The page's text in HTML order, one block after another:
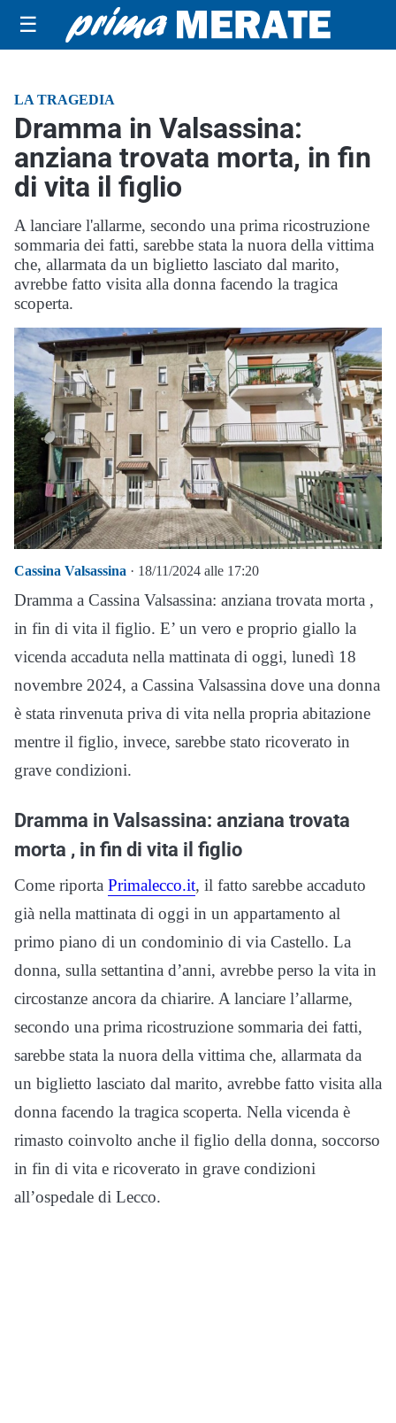
☰
LA TRAGEDIA
Dramma in Valsassina:
anziana trovata morta, in fin
di vita il figlio
A lanciare l'allarme, secondo una prima ricostruzione
sommaria dei fatti, sarebbe stata la nuora della vittima
che, allarmata da un biglietto lasciato dal marito,
avrebbe fatto visita alla donna facendo la tragica
scoperta.
Cassina Valsassina · 18/11/2024 alle 17:20
Dramma a Cassina Valsassina: anziana trovata morta ,
in fin di vita il figlio. E’ un vero e proprio giallo la
vicenda accaduta nella mattinata di oggi, lunedì 18
novembre 2024, a Cassina Valsassina dove una donna
è stata rinvenuta priva di vita nella propria abitazione
mentre il figlio, invece, sarebbe stato ricoverato in
grave condizioni.
Dramma in Valsassina: anziana trovata
morta , in fin di vita il figlio
Come riporta Primalecco.it, il fatto sarebbe accaduto
già nella mattinata di oggi in un appartamento al
primo piano di un condominio di via Castello. La
donna, sulla settantina d’anni, avrebbe perso la vita in
circostanze ancora da chiarire. A lanciare l’allarme,
secondo una prima ricostruzione sommaria dei fatti,
sarebbe stata la nuora della vittima che, allarmata da
un biglietto lasciato dal marito, avrebbe fatto visita alla
donna facendo la tragica scoperta. Nella vicenda è
rimasto coinvolto anche il figlio della donna, soccorso
in fin di vita e ricoverato in grave condizioni
all’ospedale di Lecco.